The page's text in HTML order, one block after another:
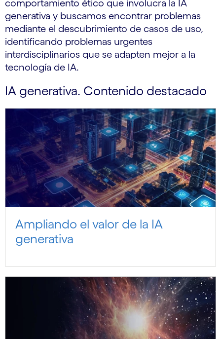
comportamiento ético que involucra la IA
generativa y buscamos encontrar problemas
mediante el descubrimiento de casos de uso,
identificando problemas urgentes
interdisciplinarios que se adapten mejor a la
tecnología de IA.
IA generativa. Contenido destacado
Ampliando el valor de la IA
generativa